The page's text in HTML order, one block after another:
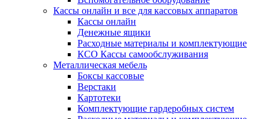
Кассы онлайн и все для кассовых аппаратов
Кассы онлайн
Денежные ящики
Расходные материалы и комплектующие
КСО Кассы самообслуживания
Металлическая мебель
Боксы кассовые
Верстаки
Картотеки
Комплектующие гардеробных систем